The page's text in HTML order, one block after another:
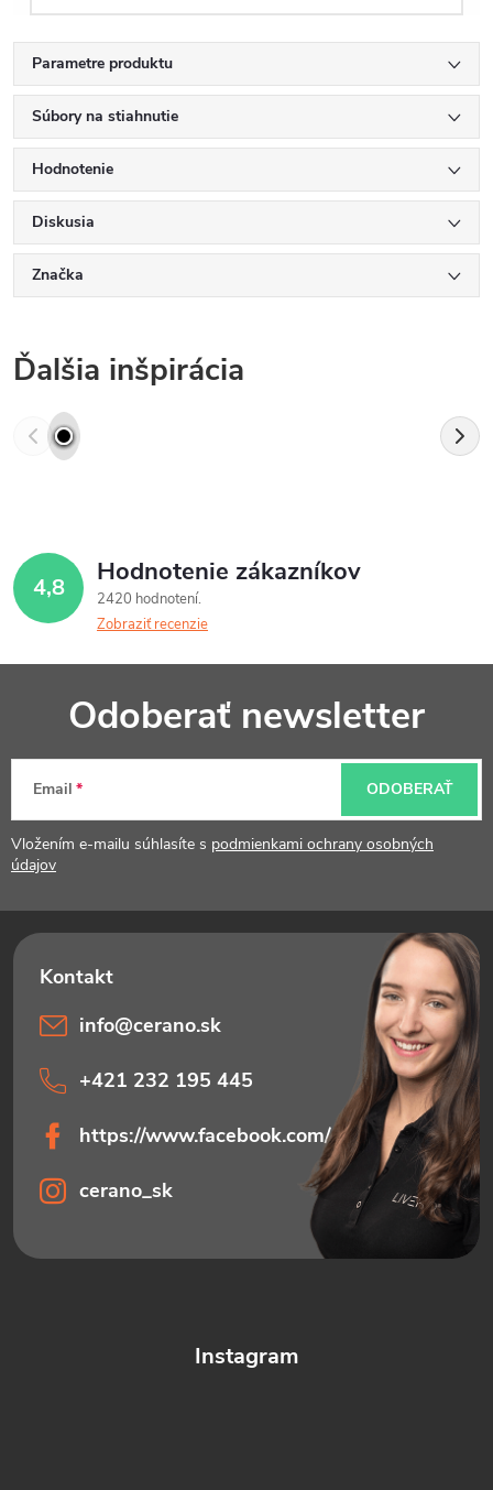
Parametre produktu
Súbory na stiahnutie
Hodnotenie
Diskusia
Značka
Ďalšia inšpirácia
4,8 Hodnotenie zákazníkov
2420 hodnotení
Zobraziť recenzie
p
ä
i
e
Odoberať newsletter
Email
Vložením e-mailu súhlasíte s podmienkami ochrany osobných
údajov
ODOBERAŤ
Instagram
info@cerano.sk
+421 232 195 445
https://www.facebook.com/ceranosk
cerano_sk